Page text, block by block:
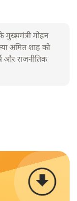
मोहन
अमित शाह को
और राजनीतिक